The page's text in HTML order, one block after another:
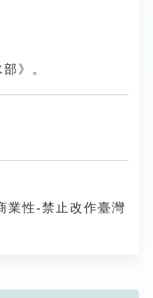
部》。
業性-禁止改作臺灣